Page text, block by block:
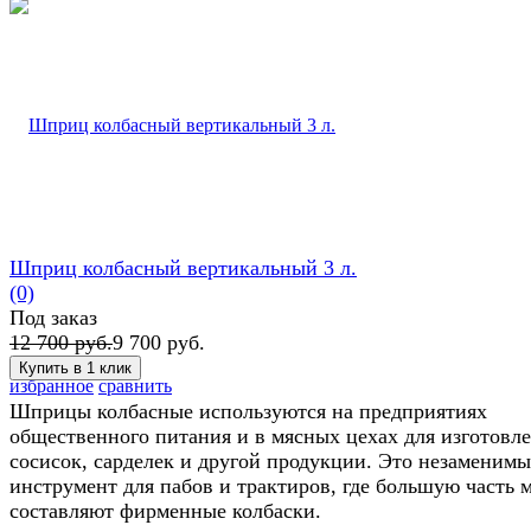
избранное сравнить
Шприц колбасный вертикальный 3 л.
(0)
Под заказ
12 700 руб.9 700 руб.
Шприцы колбасные используются на предприятиях
общественного питания и в мясных цехах для
сосисок, сарделек и другой продукции. Это
инструмент для пабов и трактиров, где большую часть
составляют фирменные колбаски.